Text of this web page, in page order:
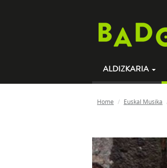
ALDIZKARIA
Home Euskal Musika